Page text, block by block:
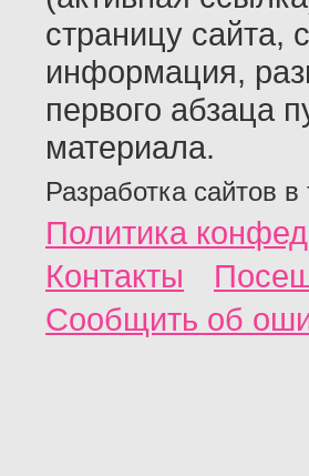
страницу сайта,
информация,
первого абзаца
материала.
Разработка сайтов в
Политика
Контакты
Сообщить об